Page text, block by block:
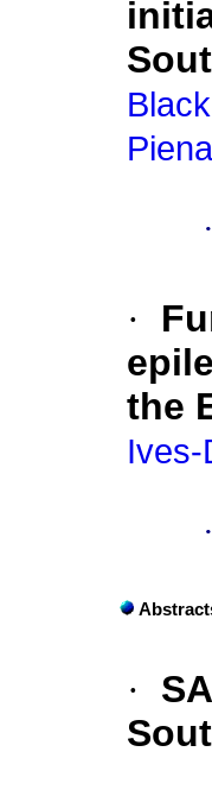
·
·
the
Ives-
·
·